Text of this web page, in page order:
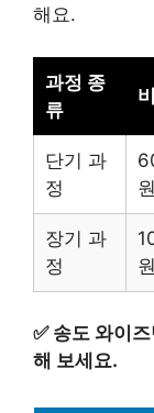
해요.
과정 종
류
단기 과
정
원
장기 과
정
원
✅ 송도 와이
해 보세요.